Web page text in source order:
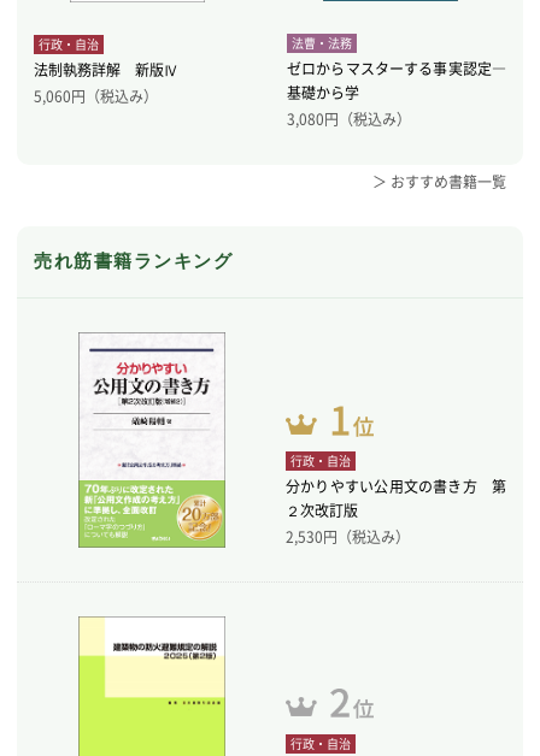
行政・自治
法制執務詳解 新版Ⅳ
5,060円（税込み）
法曹・法務
ゼロからマスターする事実認定―
基礎から学
3,080円（税込み）
＞ おすすめ書籍一覧
売れ筋書籍ランキング
行政・自治
分かりやすい公用文の書き方 第
２次改訂版
2,530円（税込み）
行政・自治